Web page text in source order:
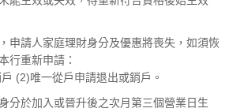
申請人家庭理財身分及優惠將喪失，如須恢
行重新申請：
(2)唯一從戶申請退出或銷戶。
分於加入或晉升後之次月第三個營業日生